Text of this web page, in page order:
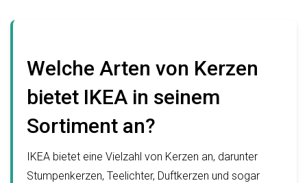
Welche Arten von Kerzen
bietet IKEA in seinem
Sortiment an?
IKEA bietet eine Vielzahl von Kerzen an, darunter
Stumpenkerzen, Teelichter, Duftkerzen und sogar